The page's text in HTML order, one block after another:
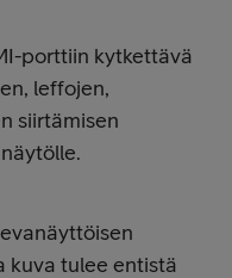
porttiin kytkettävä
leffojen,
siirtämisen
kuva tulee entistä